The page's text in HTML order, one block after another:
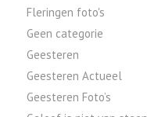
Fleringen foto's
Geen categorie
Geesteren
Geesteren Actueel
Geesteren Foto’s